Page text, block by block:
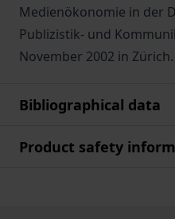
Medienökonomie in der
Publizistik- und
November 2002 in Zürich.
Bibliographical data
Product safety